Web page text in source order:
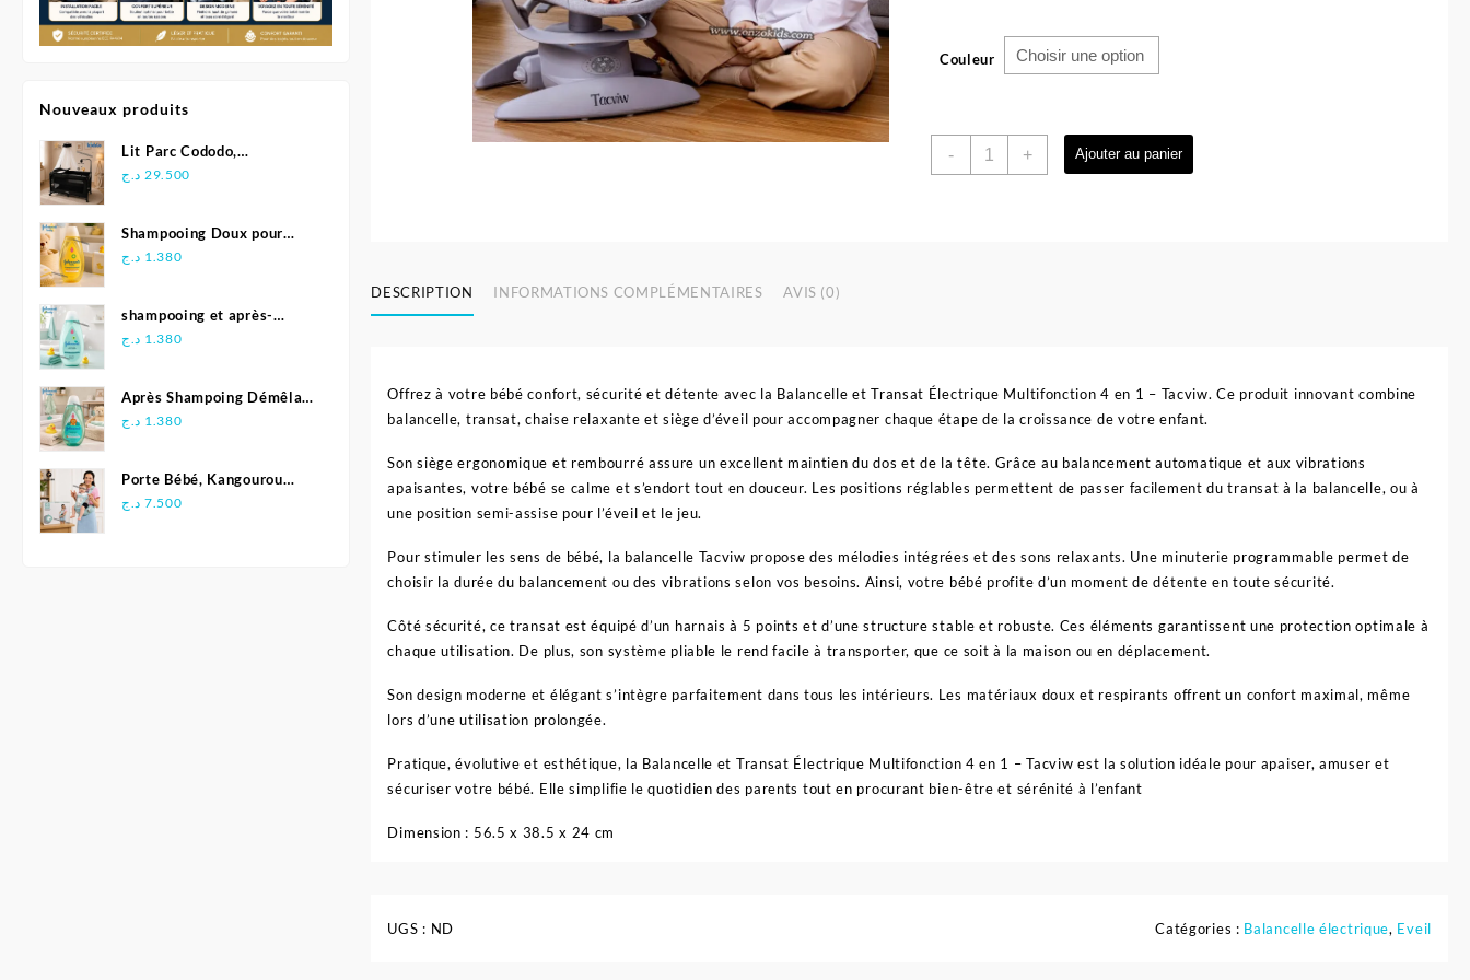
Nouveaux produits
Lit Parc Cododo,
Multifonction - Kidilo
29.500 د.ج
Shampooing Doux pour
Bébé 500 ml - Johnson's
1.380 د.ج
shampooing et après-
shampoing 2en1 Soft &
1.380 د.ج
Après Shampoing Démêlant
pour bébé - Johnson'S Baby
1.380 د.ج
Porte Bébé, Kangourou
Multifonctionnel
7.500 د.ج
Couleur
-
quantité
Tacviw
+ Ajouter au panier
DESCRIPTION INFORMATIONS COMPLÉMENTAIRES AVIS (0)
Offrez à votre bébé confort, sécurité et détente avec la Balancelle et Transat Électrique Multifonction 4 en 1 – Tacviw. Ce produit innovant combine
balancelle, transat, chaise relaxante et siège d’éveil pour accompagner chaque étape de la croissance de votre enfant.
Son siège ergonomique et rembourré assure un excellent maintien du dos et de la tête. Grâce au balancement automatique et aux vibrations
apaisantes, votre bébé se calme et s’endort tout en douceur. Les positions réglables permettent de passer facilement du transat à la balancelle, ou à
une position semi-assise pour l’éveil et le jeu.
Pour stimuler les sens de bébé, la balancelle Tacviw propose des mélodies intégrées et des sons relaxants. Une minuterie programmable permet de
choisir la durée du balancement ou des vibrations selon vos besoins. Ainsi, votre bébé profite d’un moment de détente en toute sécurité.
Côté sécurité, ce transat est équipé d’un harnais à 5 points et d’une structure stable et robuste. Ces éléments garantissent une protection optimale à
chaque utilisation. De plus, son système pliable le rend facile à transporter, que ce soit à la maison ou en déplacement.
Son design moderne et élégant s’intègre parfaitement dans tous les intérieurs. Les matériaux doux et respirants offrent un confort maximal, même
lors d’une utilisation prolongée.
Pratique, évolutive et esthétique, la Balancelle et Transat Électrique Multifonction 4 en 1 – Tacviw est la solution idéale pour apaiser, amuser et
sécuriser votre bébé. Elle simplifie le quotidien des parents tout en procurant bien-être et sérénité à l’enfant
Dimension : 56.5 x 38.5 x 24 cm
UGS : ND Catégories : Balancelle électrique, Eveil